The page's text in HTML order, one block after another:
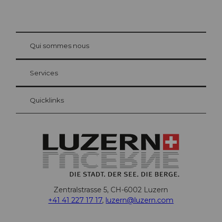
Carte d’hôte Lucerne
Vos avantages en tant qu'hôte pour la nuit
at Bre
Qui sommes nous
Services
Quicklinks
Zentralstrasse 5, CH-6002 Luzern
+41 41 227 17 17, luzern@luzern.com